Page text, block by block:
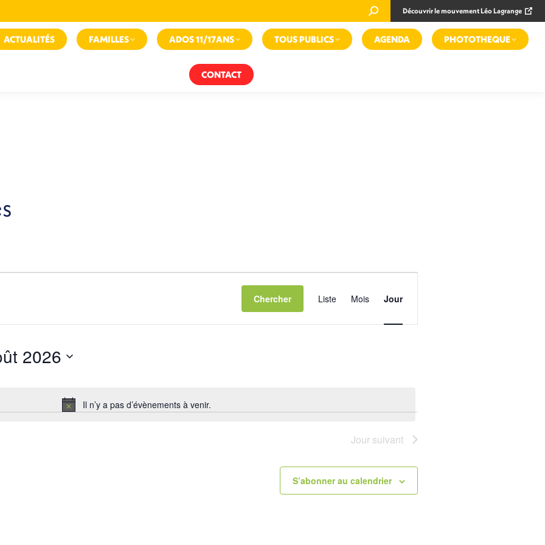
Recherche
:
Découvrir le mouvement Léo Lagrange
ACTUALITÉS FAMILLES ADOS 11/17ANS TOUS PUBLICS AGENDA PHOTOTHEQUE
CONTACT
Notice
Il n’y a pas d’évènements à venir.
Chercher
de
vues
Liste Mois Jour
2026
Jour suivant
S’abonner au calendrier